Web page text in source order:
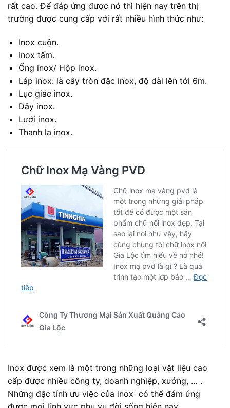
rất cao. Để đáp ứng được nó thì hiện nay trên thị
trường được cung cấp với rất nhiều hình thức như:
Inox cuộn.
Inox tấm.
Ống inox/ Hộp inox.
Láp inox: là cây tròn đặc inox, độ dài lên tới 6m.
Lục giác inox.
Dây inox.
Lưới inox.
Thanh la inox.
Inox được xem là một trong những loại vật liệu cao
cấp được nhiều công ty, doanh nghiệp, xưởng, … .
Những đặc tính ưu việc của inox có thể đám ứng